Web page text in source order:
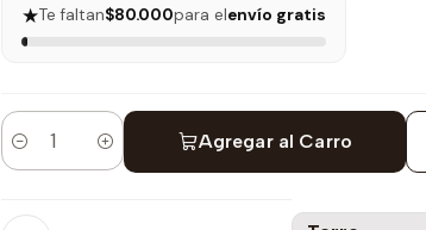
★Te faltan$80.000para elenvío gratis
Cantidad Agregar al Carro